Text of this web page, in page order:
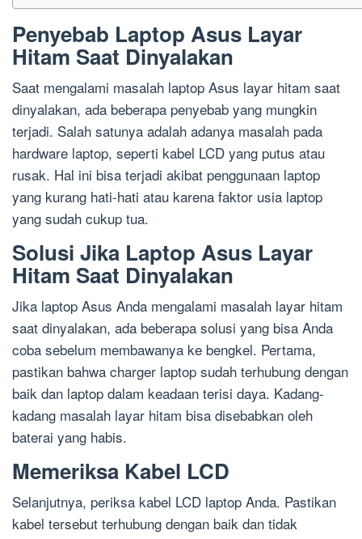
Penyebab Laptop Asus Layar
Hitam Saat Dinyalakan
Saat mengalami masalah laptop Asus layar hitam saat
dinyalakan, ada beberapa penyebab yang mungkin
terjadi. Salah satunya adalah adanya masalah pada
hardware laptop, seperti kabel LCD yang putus atau
rusak. Hal ini bisa terjadi akibat penggunaan laptop
yang kurang hati-hati atau karena faktor usia laptop
yang sudah cukup tua.
Solusi Jika Laptop Asus Layar
Hitam Saat Dinyalakan
Jika laptop Asus Anda mengalami masalah layar hitam
saat dinyalakan, ada beberapa solusi yang bisa Anda
coba sebelum membawanya ke bengkel. Pertama,
pastikan bahwa charger laptop sudah terhubung dengan
baik dan laptop dalam keadaan terisi daya. Kadang-
kadang masalah layar hitam bisa disebabkan oleh
baterai yang habis.
Memeriksa Kabel LCD
Selanjutnya, periksa kabel LCD laptop Anda. Pastikan
kabel tersebut terhubung dengan baik dan tidak